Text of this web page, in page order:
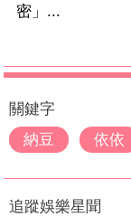
密」...
關鍵字
納豆
依依
追蹤娛樂星聞